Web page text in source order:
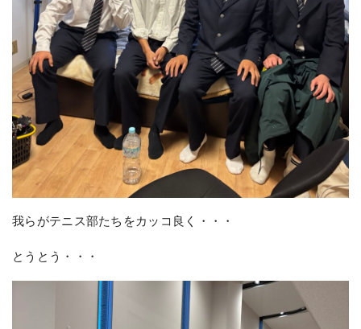
我らがテニス部たちをカッコ良く・・・
とうとう・・・